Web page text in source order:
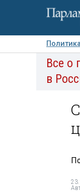
Авторы
Все о
в